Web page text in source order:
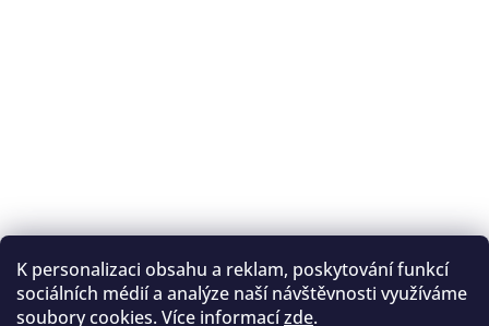
K personalizaci obsahu a reklam, poskytování funkcí
sociálních médií a analýze naší návštěvnosti využíváme
soubory cookies. Více informacízde.
Sledovat na Instagramu